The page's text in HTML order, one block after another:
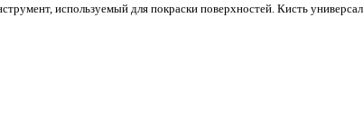
используемый для покраски поверхностей. Кисть